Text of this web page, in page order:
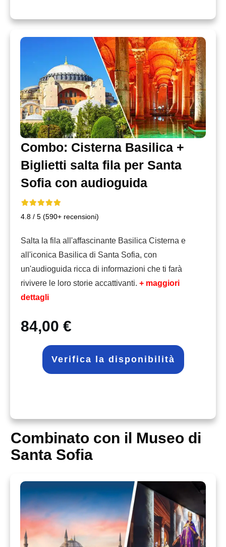
Combo: Cisterna Basilica +
Biglietti salta fila per Santa
Sofia con audioguida
4.8 / 5 (590+ recensioni)
Salta la fila all'affascinante Basilica Cisterna e
all'iconica Basilica di Santa Sofia, con
un'audioguida ricca di informazioni che ti farà
rivivere le loro storie accattivanti. + maggiori
dettagli
84,00 €
Verifica la disponibilità
Combinato con il Museo di
Santa Sofia